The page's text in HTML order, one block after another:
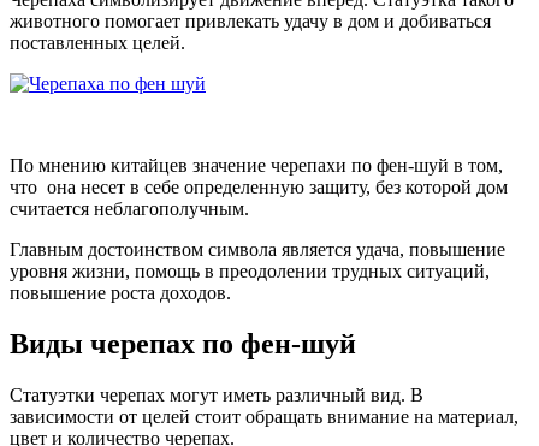
животного помогает привлекать удачу в дом и добиваться
поставленных целей.
По мнению китайцев значение черепахи по фен-шуй в том,
что она несет в себе определенную защиту, без которой дом
считается неблагополучным.
Главным достоинством символа является удача, повышение
уровня жизни, помощь в преодолении трудных ситуаций,
повышение роста доходов.
Виды черепах по фен-шуй
Статуэтки черепах могут иметь различный вид. В
зависимости от целей стоит обращать внимание на материал,
цвет и количество черепах.